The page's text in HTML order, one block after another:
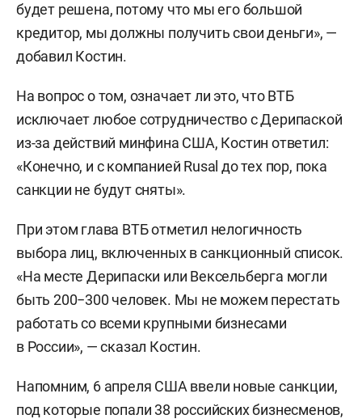
будет решена, потому что мы его большой
кредитор, мы должны получить свои деньги», —
добавил Костин.
На вопрос о том, означает ли это, что ВТБ
исключает любое сотрудничество с Дерипаской
из-за действий минфина США, Костин ответил:
«Конечно, и с компанией Rusal до тех пор, пока
санкции не будут сняты».
При этом глава ВТБ отметил нелогичность
выбора лиц, включенных в санкционный список.
«На месте Дерипаски или Вексельберга могли
быть 200−300 человек. Мы не можем перестать
работать со всеми крупными бизнесами
в России», — сказал Костин.
Напомним, 6 апреля США ввели новые санкции,
под которые попали 38 российских бизнесменов,